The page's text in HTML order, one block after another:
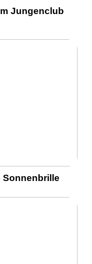
Jungenclub
Sonnenbrille